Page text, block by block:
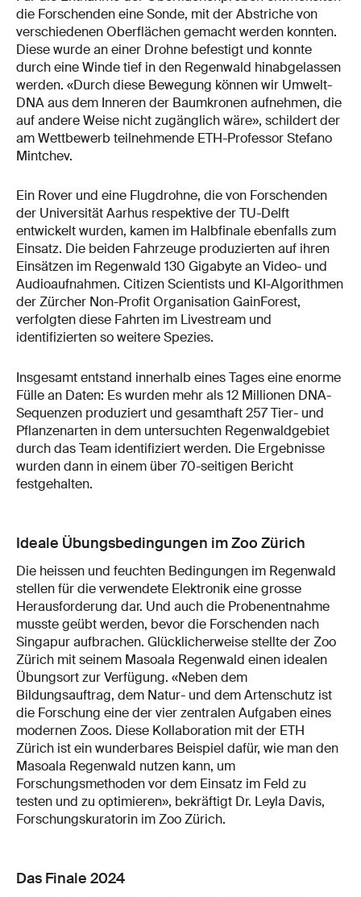
die Forschenden eine Sonde, mit der Abstriche von
verschiedenen Oberflächen gemacht werden konnten.
Diese wurde an einer Drohne befestigt und konnte
durch eine Winde tief in den Regenwald hinabgelassen
werden. «Durch diese Bewegung können wir Umwelt-
DNA aus dem Inneren der Baumkronen aufnehmen, die
auf andere Weise nicht zugänglich wäre», schildert der
am Wettbewerb teilnehmende ETH-Professor Stefano
Mintchev.
Ein Rover und eine Flugdrohne, die von Forschenden
der Universität Aarhus respektive der TU-Delft
entwickelt wurden, kamen im Halbfinale ebenfalls zum
Einsatz. Die beiden Fahrzeuge produzierten auf ihren
Einsätzen im Regenwald 130 Gigabyte an Video- und
Audioaufnahmen. Citizen Scientists und KI-Algorithmen
der Zürcher Non-Profit Organisation GainForest,
verfolgten diese Fahrten im Livestream und
identifizierten so weitere Spezies.
Insgesamt entstand innerhalb eines Tages eine enorme
Fülle an Daten: Es wurden mehr als 12 Millionen DNA-
Sequenzen produziert und gesamthaft 257 Tier- und
Pflanzenarten in dem untersuchten Regenwaldgebiet
durch das Team identifiziert werden. Die Ergebnisse
wurden dann in einem über 70-seitigen Bericht
festgehalten.
Ideale Übungsbedingungen im Zoo Zürich
Die heissen und feuchten Bedingungen im Regenwald
stellen für die verwendete Elektronik eine grosse
Herausforderung dar. Und auch die Probenentnahme
musste geübt werden, bevor die Forschenden nach
Singapur aufbrachen. Glücklicherweise stellte der Zoo
Zürich mit seinem Masoala Regenwald einen idealen
Übungsort zur Verfügung. «Neben dem
Bildungsauftrag, dem Natur- und dem Artenschutz ist
die Forschung eine der vier zentralen Aufgaben eines
modernen Zoos. Diese Kollaboration mit der ETH
Zürich ist ein wunderbares Beispiel dafür, wie man den
Masoala Regenwald nutzen kann, um
Forschungsmethoden vor dem Einsatz im Feld zu
testen und zu optimieren», bekräftigt Dr. Leyla Davis,
Forschungskuratorin im Zoo Zürich.
Das Finale 2024